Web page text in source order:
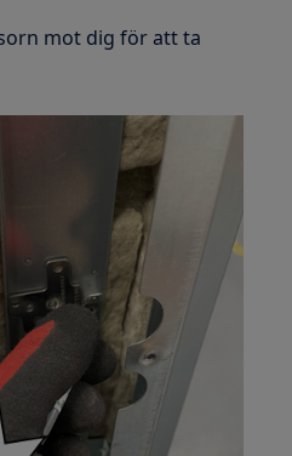
mot dig för att ta